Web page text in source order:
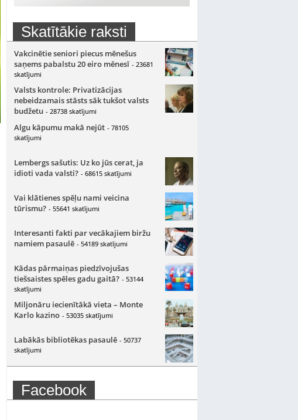
Skatītākie raksti
Vakcinētie seniori piecus mēnešus
saņems pabalstu 20 eiro mēnesī - 23681
skatījumi
Valsts kontrole: Privatizācijas
nebeidzamais stāsts sāk tukšot valsts
budžetu - 28738 skatījumi
Algu kāpumu makā nejūt - 78105
skatījumi
Lembergs sašutis: Uz ko jūs cerat, ja
idioti vada valsti? - 68615 skatījumi
Vai klātienes spēļu nami veicina
tūrismu? - 55641 skatījumi
Interesanti fakti par vecākajiem biržu
namiem pasaulē - 54189 skatījumi
Kādas pārmaiņas piedzīvojušas
tiešsaistes spēles gadu gaitā? - 53144
skatījumi
Miljonāru iecienītākā vieta – Monte
Karlo kazino - 53035 skatījumi
Labākās bibliotēkas pasaulē - 50737
skatījumi
Facebook